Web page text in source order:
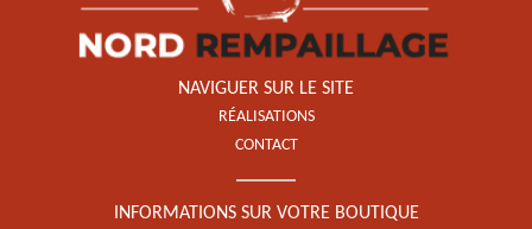
NAVIGUER SUR LE SITE
RÉALISATIONS
CONTACT
INFORMATIONS SUR VOTRE BOUTIQUE